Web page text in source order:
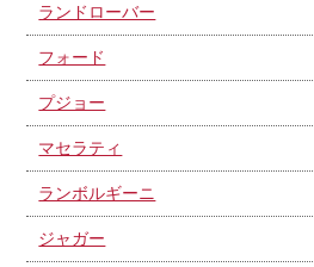
ランドローバー
フォード
プジョー
マセラティ
ランボルギーニ
ジャガー